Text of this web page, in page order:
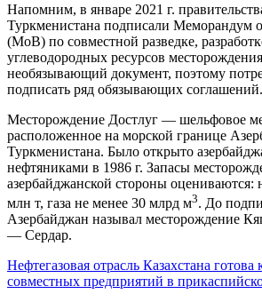
Напомним, в январе 2021 г.
Туркменистана подписали Меморандум
(МоВ) по совместной разведке,
углеводородных ресурсов
необязывающий документ, поэтому
подписать ряд обязывающих соглашений.
Месторождение Достлуг — шельфовое
расположенное на морской границе
Туркменистана. Было открыто
нефтяниками в 1986 г. Запасы
азербайджанской стороны оцениваются:
млн т, газа не менее 30 млрд м3. До
Азербайджан называл месторождение
— Сердар.
Нефтегазовая отрасль Казахстана готова
совместных предприятий в